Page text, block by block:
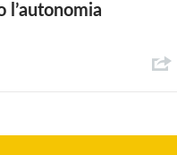
l’autonomia